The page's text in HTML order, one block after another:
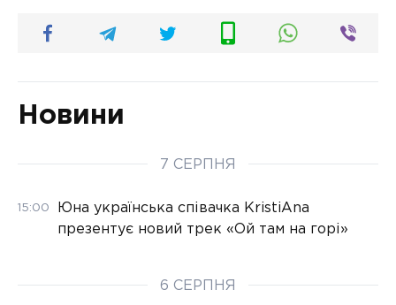
Новини
7 СЕРПНЯ
15:00
Юна українська співачка KristiAna
презентує новий трек «Ой там на горі»
6 СЕРПНЯ